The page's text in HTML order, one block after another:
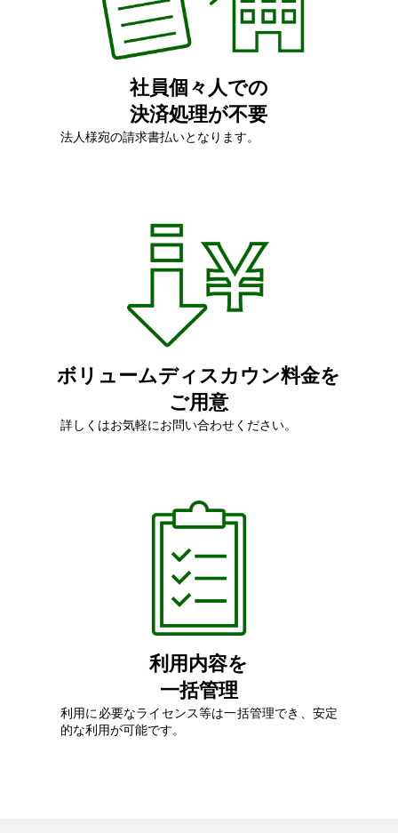
社員個々人での
決済処理が不要
法人様宛の請求書払いとなります。
ボリュームディスカウン料金を
ご用意
詳しくはお気軽にお問い合わせください。
利用内容を
一括管理
利用に必要なライセンス等は一括管理でき、安定
的な利用が可能です。